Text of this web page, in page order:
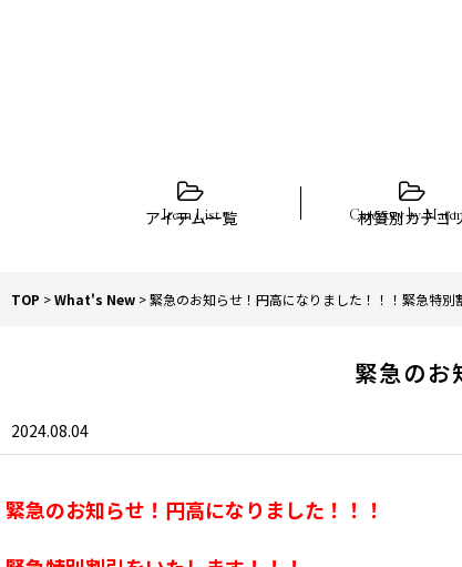
アイテム一覧 材質別カテゴ
TOP >What's New >緊急のお知らせ！円高になりました！！！緊急特別
緊急のお
2024.08.04
緊急のお知らせ！円高になりました！！！